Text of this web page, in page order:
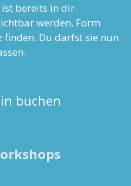
bereits in dir.
werden, Form
Du darfst sie nun
buchen